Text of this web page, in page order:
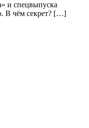
и спецвыпуска
В чём секрет? […]